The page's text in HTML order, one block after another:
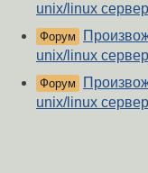
unix/linux
Форум
unix/linux
Форум
unix/linux